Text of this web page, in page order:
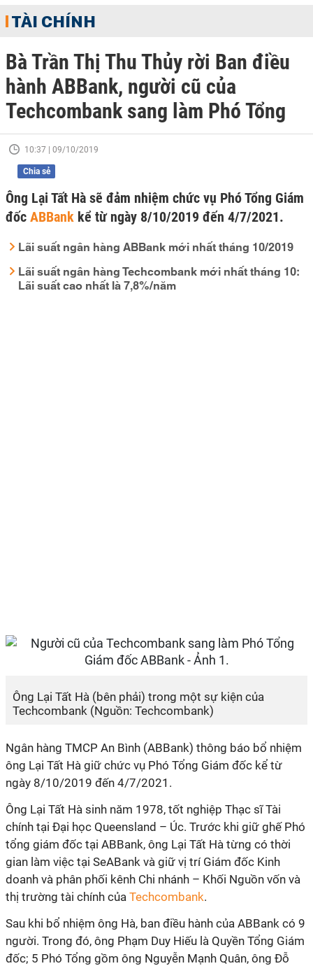
TÀI CHÍNH
Bà Trần Thị Thu Thủy rời Ban điều
hành ABBank, người cũ của
Techcombank sang làm Phó Tổng
10:37 | 09/10/2019
Chia sẻ
Ông Lại Tất Hà sẽ đảm nhiệm chức vụ Phó Tổng Giám
đốc ABBank kể từ ngày 8/10/2019 đến 4/7/2021.
Lãi suất ngân hàng ABBank mới nhất tháng 10/2019
Lãi suất ngân hàng Techcombank mới nhất tháng 10:
Lãi suất cao nhất là 7,8%/năm
Ông Lại Tất Hà (bên phải) trong một sự kiện của
Techcombank (Nguồn: Techcombank)
Ngân hàng TMCP An Bình (ABBank) thông báo bổ nhiệm
ông Lại Tất Hà giữ chức vụ Phó Tổng Giám đốc kể từ
ngày 8/10/2019 đến 4/7/2021.
Ông Lại Tất Hà sinh năm 1978, tốt nghiệp Thạc sĩ Tài
chính tại Đại học Queensland – Úc. Trước khi giữ ghế Phó
tổng giám đốc tại ABBank, ông Lại Tất Hà từng có thời
gian làm việc tại SeABank và giữ vị trí Giám đốc Kinh
doanh và phân phối kênh Chi nhánh – Khối Nguồn vốn và
thị trường tài chính của Techcombank.
Sau khi bổ nhiệm ông Hà, ban điều hành của ABBank có 9
người. Trong đó, ông Phạm Duy Hiếu là Quyền Tổng Giám
đốc; 5 Phó Tổng gồm ông Nguyễn Mạnh Quân, ông Đỗ